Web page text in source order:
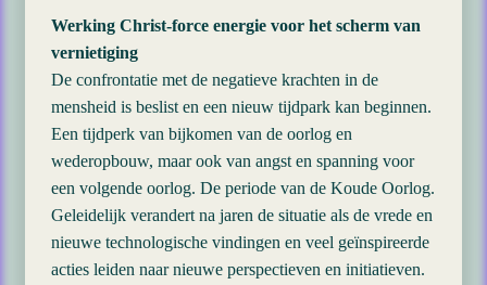
Werking Christ-force energie voor het scherm van
vernietiging
De confrontatie met de negatieve krachten in de
mensheid is beslist en een nieuw tijdpark kan beginnen.
Een tijdperk van bijkomen van de oorlog en
wederopbouw, maar ook van angst en spanning voor
een volgende oorlog. De periode van de Koude Oorlog.
Geleidelijk verandert na jaren de situatie als de vrede en
nieuwe technologische vindingen en veel geïnspireerde
acties leiden naar nieuwe perspectieven en initiatieven.